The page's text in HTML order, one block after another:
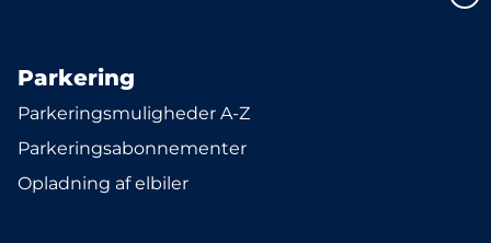
Parkering
Parkeringsmuligheder A-Z
Parkeringsabonnementer
Opladning af elbiler